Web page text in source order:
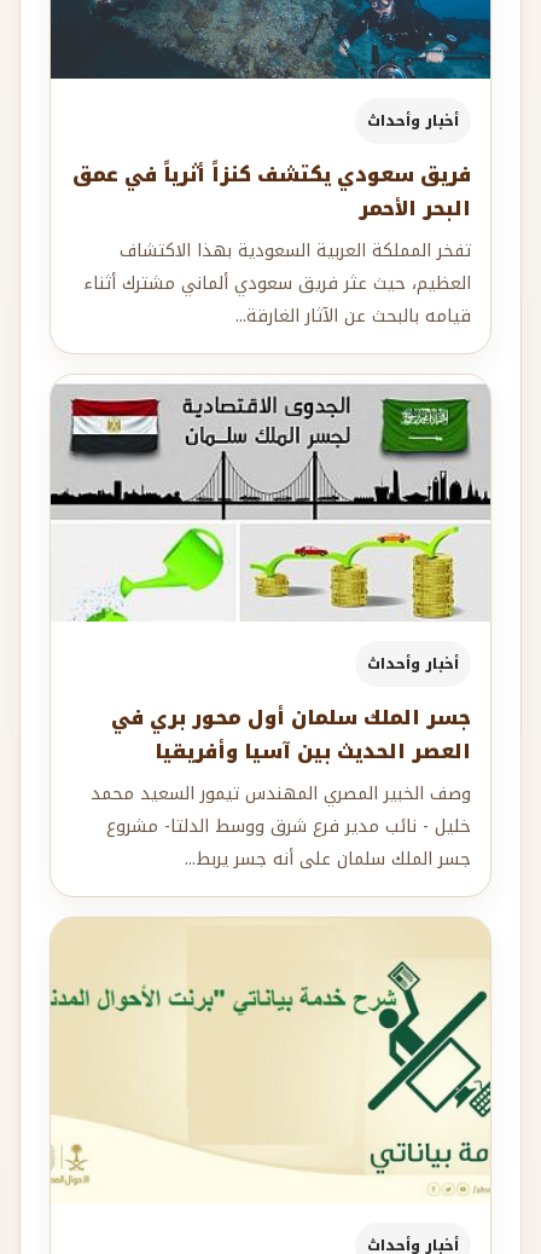
أخبار وأحداث
فريق سعودي يكتشف كنزاً أثرياً في عمق
البحر الأحمر
تفخر المملكة العربية السعودية بهذا الاكتشاف
العظيم، حيث عثر فريق سعودي ألماني مشترك أثناء
قيامه بالبحث عن الآثار الغارقة...
أخبار وأحداث
جسر الملك سلمان أول محور بري في
العصر الحديث بين آسيا وأفريقيا
وصف الخبير المصري المهندس تيمور السعيد محمد
خليل - نائب مدير فرع شرق ووسط الدلتا- مشروع
جسر الملك سلمان على أنه جسر يربط...
أخبار وأحداث